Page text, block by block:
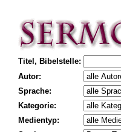
Titel, Bibelstelle:
Autor:
Sprache:
Kategorie:
Medientyp: